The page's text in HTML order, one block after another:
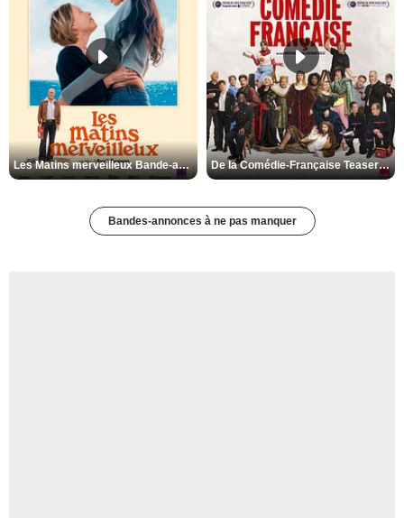
Les Matins merveilleux Bande-annonce VF De la Comédie-Française Teaser VF
Bandes-annonces à ne pas manquer